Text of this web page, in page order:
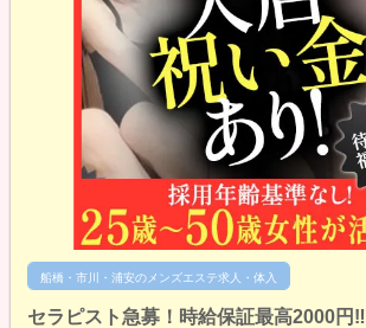
船橋・市川・浦安のメンズエステ求人・体入
セラピスト急募！時給保証最高2000円‼︎